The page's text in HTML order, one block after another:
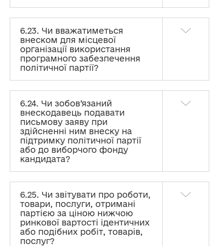
6.23. Чи вважатиметься
внеском для місцевої
організації використання
програмного забезпечення
політичної партії?
6.24. Чи зобов’язаний
внескодавець подавати
письмову заяву при
здійсненні ним внеску на
підтримку політичної партії
або до виборчого фонду
кандидата?
6.25. Чи звітувати про роботи,
товари, послуги, отримані
партією за ціною нижчою
ринкової вартості ідентичних
або подібних робіт, товарів,
послуг?